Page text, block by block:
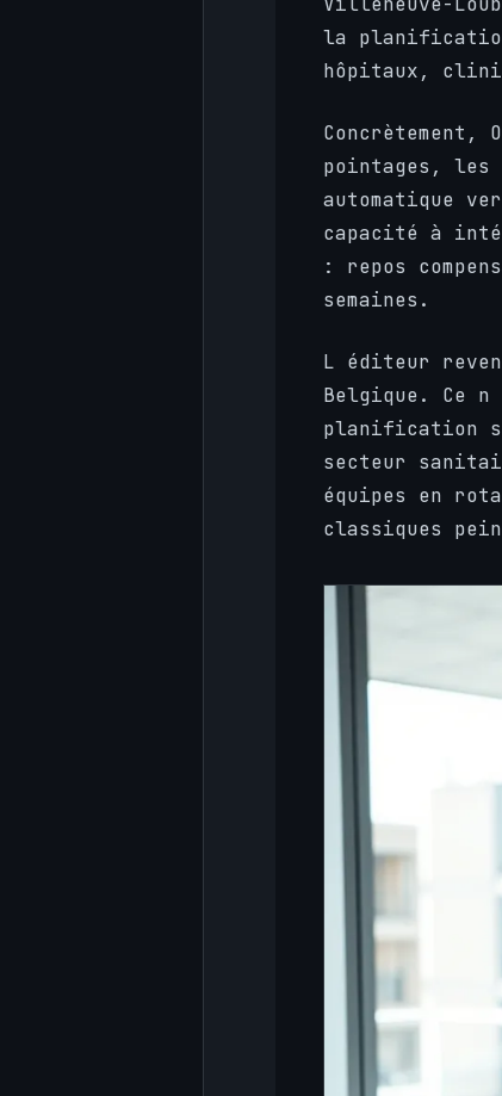
la
hôpitaux,
pointages, les
automatique
capacité à
: repos
semaines.
L éditeur
Belgique. Ce
planification
secteur
équipes en
classiques